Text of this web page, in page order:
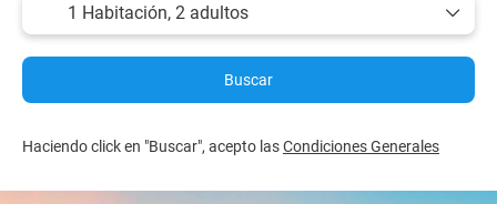
1 Habitación, 2 adultos
Buscar
Haciendo click en "Buscar", acepto lasCondiciones Generales